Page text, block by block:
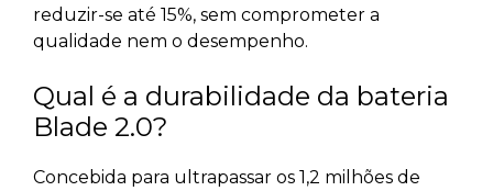
reduzir-se até 15%, sem comprometer a
qualidade nem o desempenho.
Qual é a durabilidade da bateria
Blade 2.0?
Concebida para ultrapassar os 1,2 milhões de